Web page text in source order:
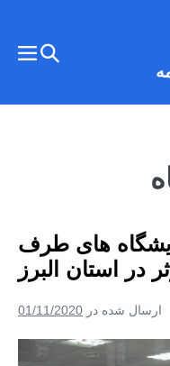
تغییر
های طرف
در استان البرز
ارسال شده در 01/11/2020